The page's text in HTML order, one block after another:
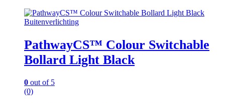
Buitenverlichting
PathwayCS™ Colour Switchable
Bollard Light Black
0 out of 5
(0)